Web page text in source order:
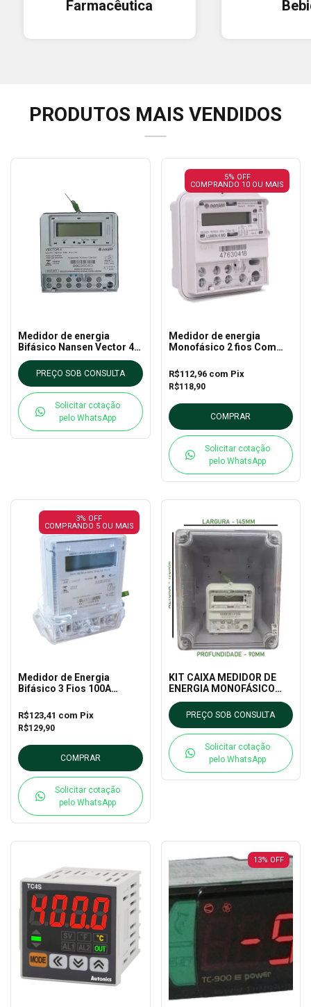
Farmacêutica
PRODUTOS MAIS VENDIDOS
Medidor de energia
Bifásico Nansen Vector 4
120A
PREÇO SOB CONSULTA
Solicitar cotação
pelo WhatsApp
5% OFF
COMPRANDO 10 OU MAIS
Medidor de energia
Monofásico 2 fios Com
R$118,90
R$112,96 com Pix
COMPRAR
Solicitar cotação
pelo WhatsApp
3% OFF
COMPRANDO 5 OU MAIS
Medidor de Energia
Bifásico 3 Fios 100A
Neutro Externo
R$129,90
R$123,41 com Pix
COMPRAR
Solicitar cotação
pelo WhatsApp
KIT CAIXA MEDIDOR DE
ENERGIA MONOFÁSICO
LUMEN 4 100A
PREÇO SOB CONSULTA
Solicitar cotação
pelo WhatsApp
13% OFF